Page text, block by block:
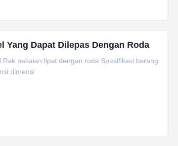
Yang Dapat Dilepas Dengan Roda
pakaian lipat dengan roda Spesifikasi barang
dimensi